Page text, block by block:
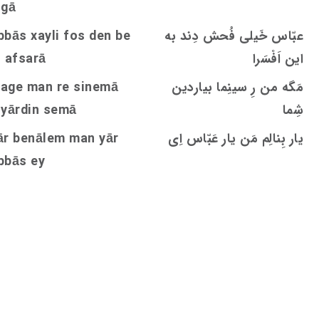
عبّاس خَیلی فُحش دِند به
این اَفْسَرا
xayli fos den be
afsarā
مَگه من رِ سینِما بیاردین
شِما
man re sinemā
semā
یار بِنالِم مَن یار عَبّاس اِی
benālem man yār
ey